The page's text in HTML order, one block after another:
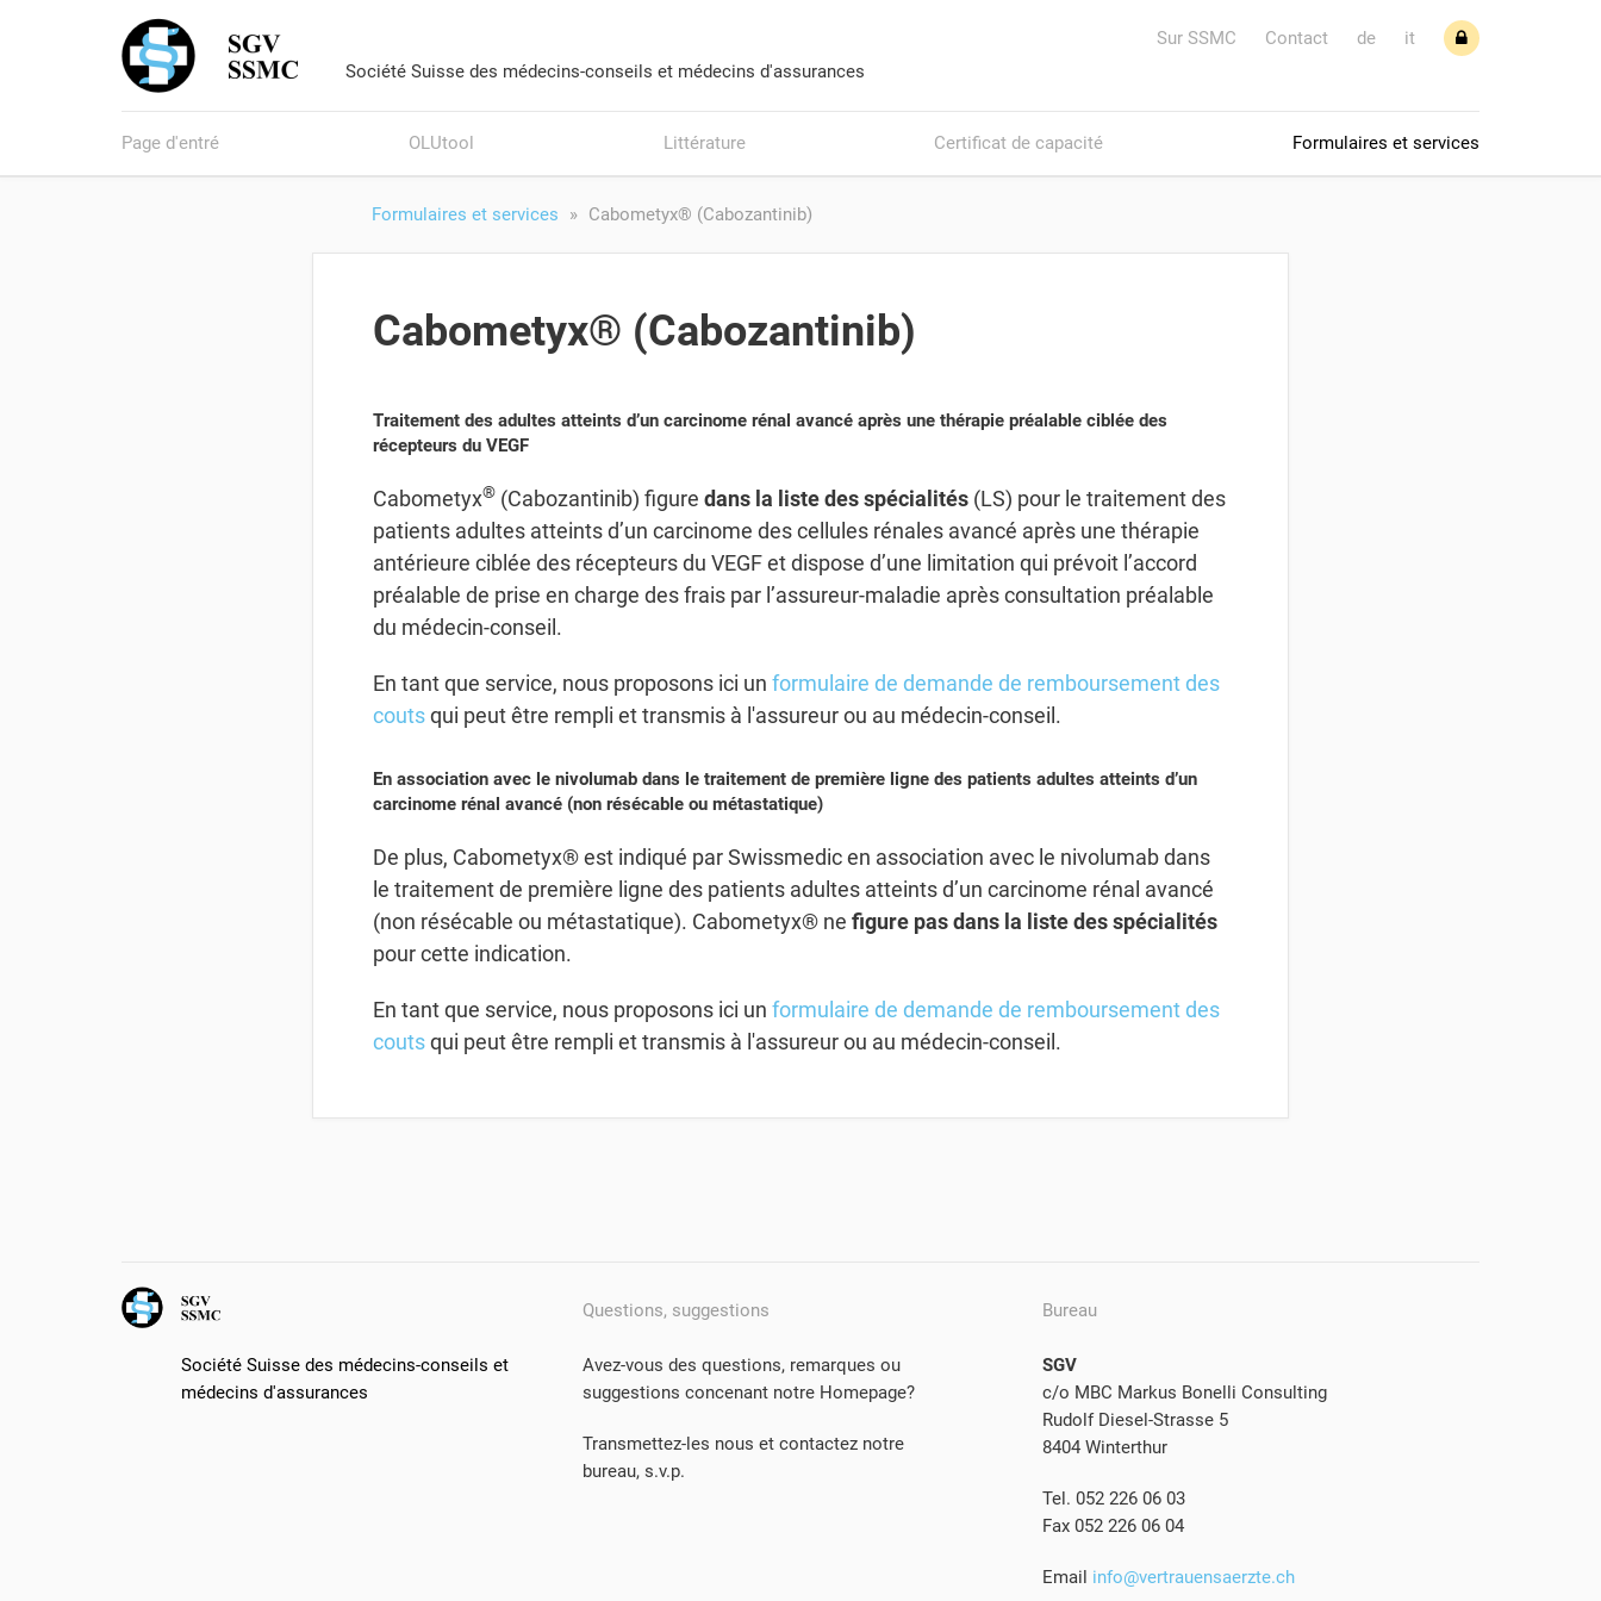
Sur SSMC Contact de
it
Société Suisse des médecins-conseils et médecins d'assurances
Page d'entré OLUtool Littérature Certificat de capacité Formulaires et services
Formulaires et services Cabometyx® (Cabozantinib)
Cabometyx® (Cabozantinib)
Traitement des adultes atteints d’un carcinome rénal avancé après une thérapie préalable ciblée des
récepteurs du VEGF
Cabometyx® (Cabozantinib) figure dans la liste des spécialités (LS) pour le traitement des
patients adultes atteints d’un carcinome des cellules rénales avancé après une thérapie
antérieure ciblée des récepteurs du VEGF et dispose d’une limitation qui prévoit l’accord
préalable de prise en charge des frais par l’assureur-maladie après consultation préalable
du médecin-conseil.
En tant que service, nous proposons ici un formulaire de demande de remboursement des
coutsqui peut être rempli et transmis à l'assureur ou au médecin-conseil.
En association avec le nivolumab dans le traitement de première ligne des patients adultes atteints d’un
carcinome rénal avancé (non résécable ou métastatique)
De plus, Cabometyx® est indiqué par Swissmedic en association avec le nivolumab dans
le traitement de première ligne des patients adultes atteints d’un carcinome rénal avancé
(non résécable ou métastatique). Cabometyx® ne figure pas dans la liste des spécialités
pour cette indication.
En tant que service, nous proposons ici un formulaire de demande de remboursement des
coutsqui peut être rempli et transmis à l'assureur ou au médecin-conseil.
Société Suisse des médecins-conseils et
médecins d'assurances
Questions, suggestions
Avez-vous des questions, remarques ou
suggestions concenant notre Homepage?
Transmettez-les nous et contactez notre
bureau, s.v.p.
Bureau
SGV
c/o MBC Markus Bonelli Consulting
Rudolf Diesel-Strasse 5
8404 Winterthur
Tel. 052 226 06 03
Fax 052 226 06 04
Email info@vertrauensaerzte.ch